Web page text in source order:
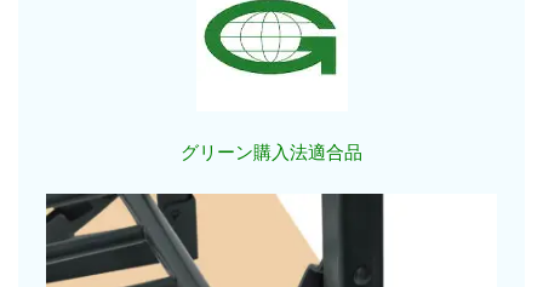
グリーン購入法適合品